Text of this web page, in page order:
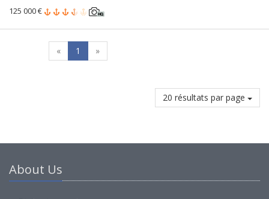
125 000 €
« 1 »
20 résultats par page
About Us